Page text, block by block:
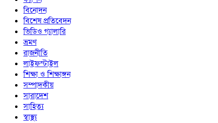
বিনোদন
বিশেষ প্রতিবেদন
ভিডিও গ্যালারি
ভ্রমণ
রাজনীতি
লাইফস্টাইল
শিক্ষা ও শিক্ষাঙ্গন
সম্পাদকীয়
সারাদেশ
সাহিত্য
স্বাস্থ্য